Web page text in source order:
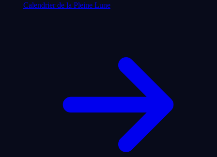
Calendrier de la Pleine Lune